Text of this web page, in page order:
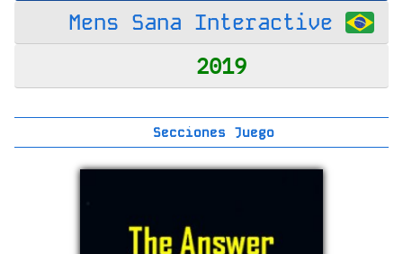
Mens Sana Interactive
2019
Secciones Juego